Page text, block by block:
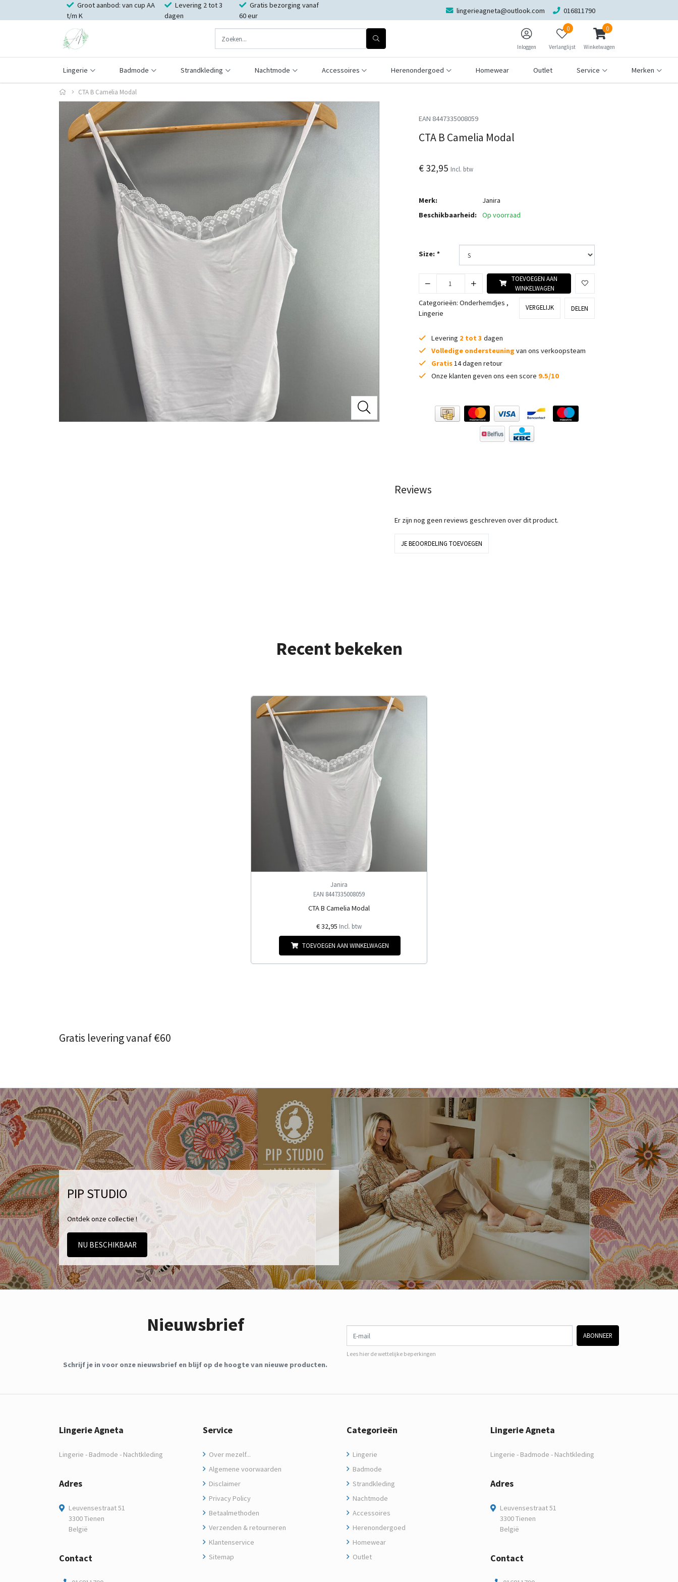
Groot aanbod: van cup AA
t/m K
Levering 2 tot 3
dagen
Gratis bezorging vanaf
60 eur
lingerieagneta@outlook.com 016811790
Inloggen
0
Verlanglijst
0
Winkelwagen
Lingerie Badmode Strandkleding Nachtmode Accessoires Herenondergoed Homewear Outlet Service Merken
CTA B Camelia Modal
EAN 8447335008059
CTA B Camelia Modal
€ 32,95 Incl. btw
Merk:
Janira
Beschikbaarheid:
Op voorraad
Size: *
TOEVOEGEN AAN
WINKELWAGEN
Categorieën: Onderhemdjes ,
Lingerie
VERGELIJK DELEN
Levering 2 tot 3 dagen
Volledige ondersteuning van ons verkoopsteam
Gratis14 dagen retour
Onze klanten geven ons een score 9.5/10
Reviews
Er zijn nog geen reviews geschreven over dit product.
JE BEOORDELING TOEVOEGEN
Recent bekeken
Janira
EAN 8447335008059
CTA B Camelia Modal
€ 32,95 Incl. btw
TOEVOEGEN AAN WINKELWAGEN
Gratis levering vanaf €60
PIP STUDIO
Ontdek onze collectie !
NU BESCHIKBAAR
Nieuwsbrief
Schrijf je in voor onze nieuwsbrief en blijf op de hoogte van nieuwe producten.
E-mail
ABONNEER
Lees hier de wettelijke beperkingen
Lingerie Agneta
Lingerie - Badmode - Nachtkleding
Adres
Leuvensestraat 51
3300 Tienen
België
Contact
Service
Over mezelf...
Algemene voorwaarden
Disclaimer
Privacy Policy
Betaalmethoden
Verzenden & retourneren
Klantenservice
Sitemap
Categorieën
Lingerie
Badmode
Strandkleding
Nachtmode
Accessoires
Herenondergoed
Homewear
Outlet
Lingerie Agneta
Lingerie - Badmode - Nachtkleding
Adres
Leuvensestraat 51
3300 Tienen
België
Contact